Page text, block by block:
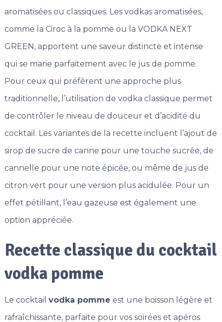
aromatisées ou classiques. Les vodkas aromatisées,
comme la Ciroc à la pomme ou la VODKA NEXT
GREEN, apportent une saveur distincte et intense
qui se marie parfaitement avec le jus de pomme.
Pour ceux qui préfèrent une approche plus
traditionnelle, l’utilisation de vodka classique permet
de contrôler le niveau de douceur et d’acidité du
cocktail. Les variantes de la recette incluent l’ajout de
sirop de sucre de canne pour une touche sucrée, de
cannelle pour une note épicée, ou même de jus de
citron vert pour une version plus acidulée. Pour un
effet pétillant, l’eau gazeuse est également une
option appréciée.
Recette classique du cocktail
vodka pomme
Le cocktail vodka pomme est une boisson légère et
rafraîchissante, parfaite pour vos soirées et apéros